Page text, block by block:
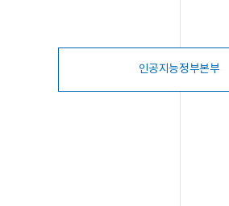
인공지능정부본부